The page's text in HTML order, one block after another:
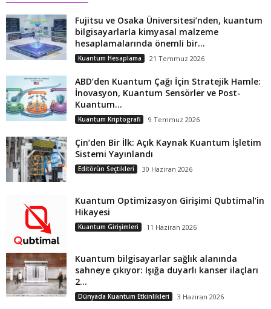
Fujitsu ve Osaka Üniversitesi’nden, kuantum
bilgisayarlarla kimyasal malzeme
hesaplamalarında önemli bir...
Kuantum Hesaplama 21 Temmuz 2026
ABD’den Kuantum Çağı İçin Stratejik Hamle:
İnovasyon, Kuantum Sensörler ve Post-
Kuantum...
Kuantum Kriptografi 9 Temmuz 2026
Çin’den Bir İlk: Açık Kaynak Kuantum İşletim
Sistemi Yayınlandı
Editörün Seçtikleri 30 Haziran 2026
Kuantum Optimizasyon Girişimi Qubtimal’in
Hikayesi
Kuantum Girişimleri 11 Haziran 2026
Kuantum bilgisayarlar sağlık alanında
sahneye çıkıyor: Işığa duyarlı kanser ilaçları
2...
Dünyada Kuantum Etkinlikleri 3 Haziran 2026